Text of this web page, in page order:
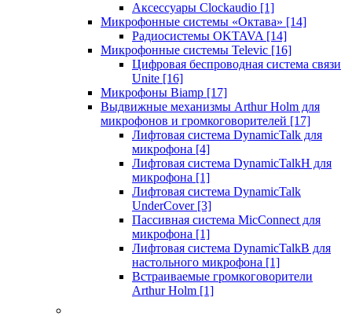
Аксессуары Clockaudio [1]
Микрофонные системы «Октава» [14]
Радиосистемы OKTAVA [14]
Микрофонные системы Televic [16]
Цифровая беспроводная система связи
Unite [16]
Микрофоны Biamp [17]
Выдвижные механизмы Arthur Holm для
микрофонов и громкоговорителей [17]
Лифтовая система DynamicTalk для
микрофона [4]
Лифтовая система DynamicTalkH для
микрофона [1]
Лифтовая система DynamicTalk
UnderCover [3]
Пассивная система MicConnect для
микрофона [1]
Лифтовая система DynamicTalkB для
настольного микрофона [1]
Встраиваемые громкоговорители
Arthur Holm [1]